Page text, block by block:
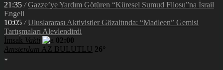
21:35 / Gazze’ye Yardım Götüren “Küresel Sumud Filosu”na İsrail
Engeli
10:05 / Uluslararası Aktivistler Gözaltında: “Madleen” Gemisi
Tartışmaları Alevlendirdi
İmsak Vakti
02:00
Amsterdam AZ BULUTLU 26°